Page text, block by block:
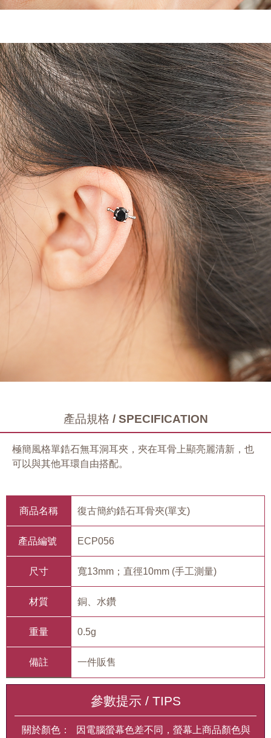
產品規格 / SPECIFICATION
極簡風格單鋯石無耳洞耳夾，夾在耳骨上顯亮麗清新，也
可以與其他耳環自由搭配。
商品名稱 復古簡約鋯石耳骨夾(單支)
產品編號 ECP056
尺寸 寬13mm；直徑10mm (手工測量)
材質 銅、水鑽
重量 0.5g
備註 一件販售
參數提示 / TIPS
關於顏色：
因電腦螢幕色差不同，螢幕上商品顏色與